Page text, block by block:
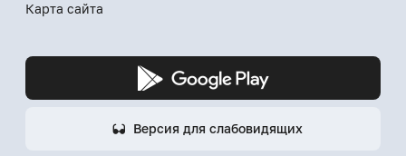
Карта сайта
Версия для слабовидящих